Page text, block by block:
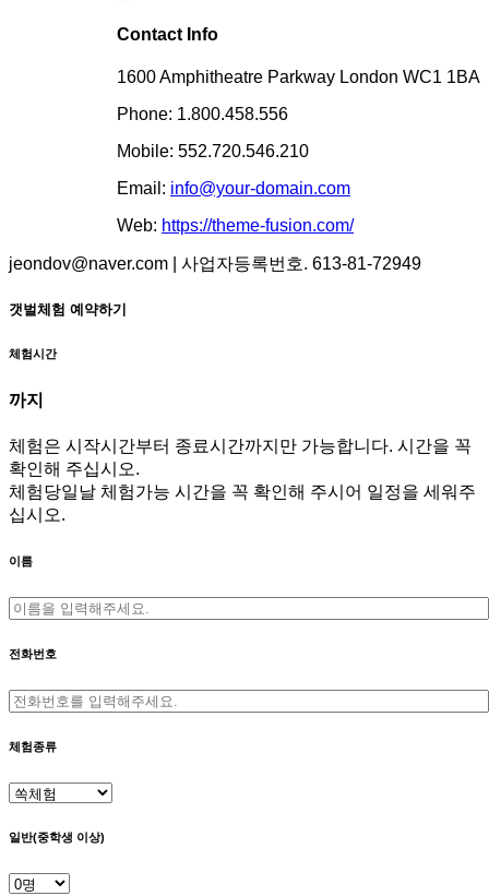
Contact Info
1600 Amphitheatre Parkway London WC1 1BA
Phone: 1.800.458.556
Mobile: 552.720.546.210
Email: info@your-domain.com
Web: https://theme-fusion.com/
jeondov@naver.com | 사업자등록번호. 613-81-72949
갯벌체험 예약하기
체험시간
까지
체험은 시작시간부터 종료시간까지만 가능합니다. 시간을 꼭
확인해 주십시오.
체험당일날 체험가능 시간을 꼭 확인해 주시어 일정을 세워주
십시오.
이름
전화번호
체험종류
일반(중학생 이상)